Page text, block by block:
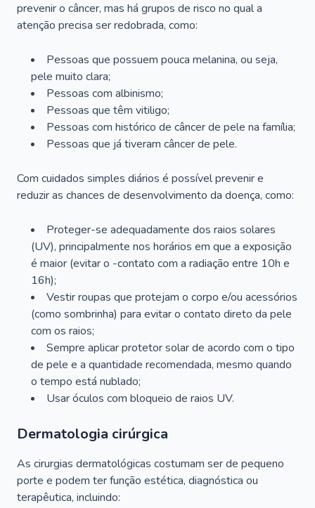
prevenir o câncer, mas há grupos de risco no qual a
atenção precisa ser redobrada, como:
Pessoas que possuem pouca melanina, ou seja,
pele muito clara;
Pessoas com albinismo;
Pessoas que têm vitiligo;
Pessoas com histórico de câncer de pele na família;
Pessoas que já tiveram câncer de pele.
Com cuidados simples diários é possível prevenir e
reduzir as chances de desenvolvimento da doença, como:
Proteger-se adequadamente dos raios solares
(UV), principalmente nos horários em que a exposição
é maior (evitar o -contato com a radiação entre 10h e
16h);
Vestir roupas que protejam o corpo e/ou acessórios
(como sombrinha) para evitar o contato direto da pele
com os raios;
Sempre aplicar protetor solar de acordo com o tipo
de pele e a quantidade recomendada, mesmo quando
o tempo está nublado;
Usar óculos com bloqueio de raios UV.
Dermatologia cirúrgica
As cirurgias dermatológicas costumam ser de pequeno
porte e podem ter função estética, diagnóstica ou
terapêutica, incluindo: